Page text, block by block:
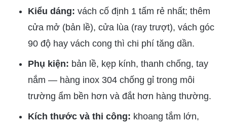
Kiểu dáng: vách cố định 1 tấm rẻ nhất; thêm
cửa mở (bản lề), cửa lùa (ray trượt), vách góc
90 độ hay vách cong thì chi phí tăng dần.
Phụ kiện: bản lề, kẹp kính, thanh chống, tay
nắm — hàng inox 304 chống gỉ trong môi
trường ẩm bền hơn và đắt hơn hàng thường.
Kích thước và thi công: khoang tắm lớn,